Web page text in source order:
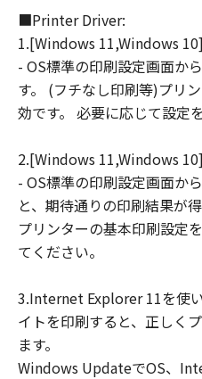
連して生ずる直接
損害等について、い
一切の責任を負い
ユーザーは、日本
府より必要な許可
たは間接に輸出して
■Printer Driver:
1.[Windows 11,Windows 10]
- OS標準の印刷設定画面か
す。 (フチなし印刷等)プリ
効です。 必要に応じて設定
2.[Windows 11,Windows 10]
- OS標準の印刷設定画面か
と、期待通りの印刷結果が
プリンターの基本印刷設定
てください。
3.Internet Explorer 11を使
イトを印刷すると、正しく
ます。
Windows UpdateでOS、